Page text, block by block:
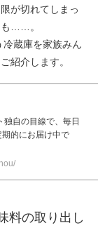
が切れてしまっ
も……。
蔵庫を家族みん
紹介します。
独自の目線で、毎日
的にお届け中で
料の取り出し